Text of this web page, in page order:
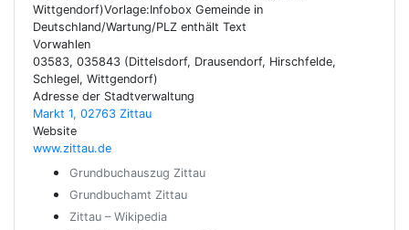
Wittgendorf)Vorlage:Infobox Gemeinde in
Deutschland/Wartung/PLZ enthält Text
Vorwahlen
03583, 035843 (Dittelsdorf, Drausendorf, Hirschfelde,
Schlegel, Wittgendorf)
Adresse der Stadtverwaltung
Markt 1, 02763 Zittau
Website
www.zittau.de
Grundbuchauszug Zittau
Grundbuchamt Zittau
Zittau – Wikipedia